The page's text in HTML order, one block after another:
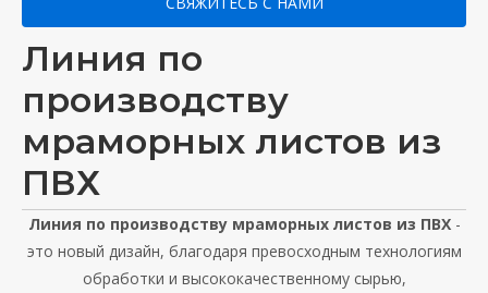
Линия по
производству
мраморных листов из
ПВХ
Линия по производству мраморных листов из ПВХ-
это новый дизайн, благодаря превосходным технологиям
обработки и высококачественному сырью,